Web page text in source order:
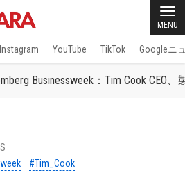
MENU
Instagram YouTube TikTok Googleニ
Businessweek：Tim Cook
#Tim_Cook